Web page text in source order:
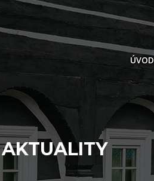
ÚVOD
AKTUALITY